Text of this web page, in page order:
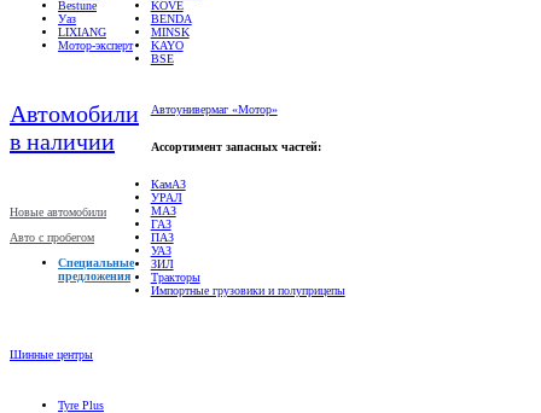
LIXIANG
Мотор-эксперт
в наличии
Авто с пробегом
Специальные
предложения
MINSK
KAYO
BSE
УРАЛ
МАЗ
ГАЗ
ПАЗ
УАЗ
ЗИЛ
Тракторы
Импортные грузовики и полуприцепы
Шинный центр «ЮГ»